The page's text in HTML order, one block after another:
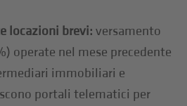
locazioni brevi: versamento
operate nel mese precedente
immobiliari e
portali telematici per